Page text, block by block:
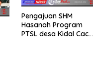
Pengajuan SHM
Hasanah Program
PTSL desa Kidal Cacat